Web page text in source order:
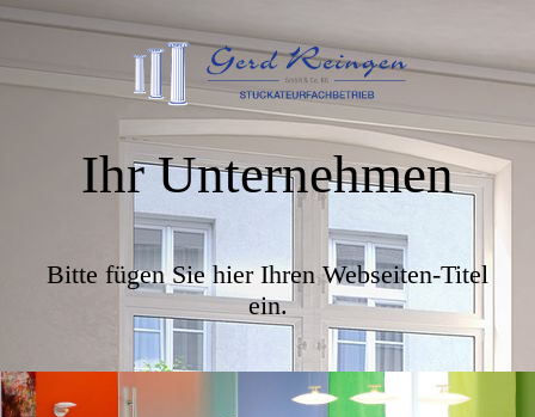
Ihr Unternehmen
Bitte fügen Sie hier Ihren Webseiten-Titel
ein.